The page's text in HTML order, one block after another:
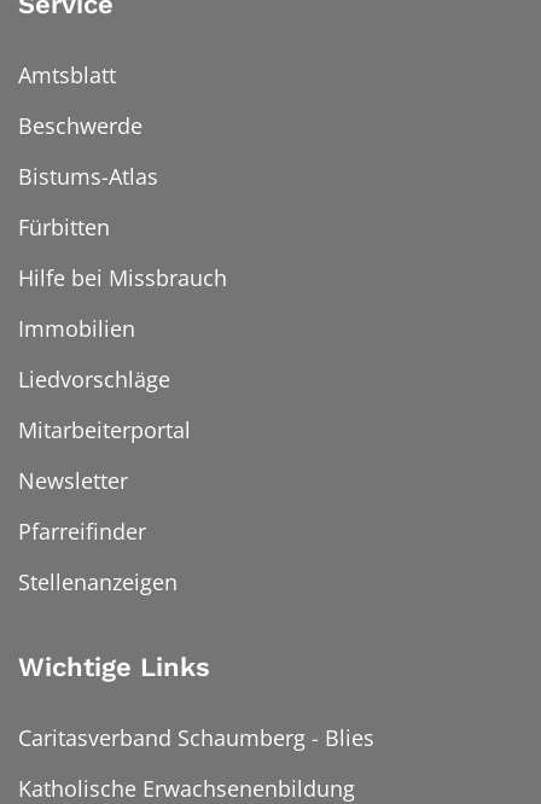
Amtsblatt
Beschwerde
Bistums-Atlas
Fürbitten
Hilfe bei Missbrauch
Immobilien
Liedvorschläge
Mitarbeiterportal
Newsletter
Pfarreifinder
Stellenanzeigen
Wichtige Links
Caritasverband Schaumberg - Blies
Katholische Erwachsenenbildung